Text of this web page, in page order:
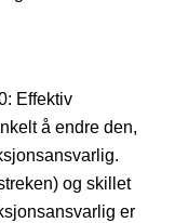
Effektiv
å endre den,
og skillet
er